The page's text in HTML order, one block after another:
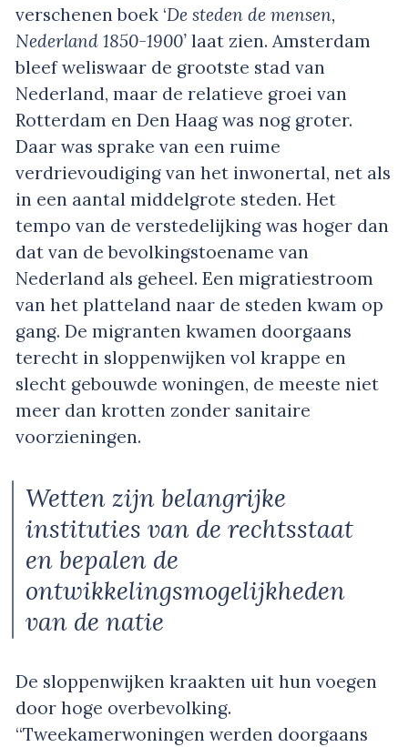
verschenen boek ‘De steden de mensen,
Nederland 1850-1900’ laat zien. Amsterdam
bleef weliswaar de grootste stad van
Nederland, maar de relatieve groei van
Rotterdam en Den Haag was nog groter.
Daar was sprake van een ruime
verdrievoudiging van het inwonertal, net als
in een aantal middelgrote steden. Het
tempo van de verstedelijking was hoger dan
dat van de bevolkingstoename van
Nederland als geheel. Een migratiestroom
van het platteland naar de steden kwam op
gang. De migranten kwamen doorgaans
terecht in sloppenwijken vol krappe en
slecht gebouwde woningen, de meeste niet
meer dan krotten zonder sanitaire
voorzieningen.
Wetten zijn belangrijke
instituties van de rechtsstaat
en bepalen de
ontwikkelingsmogelijkheden
van de natie
De sloppenwijken kraakten uit hun voegen
door hoge overbevolking.
“Tweekamerwoningen werden doorgaans